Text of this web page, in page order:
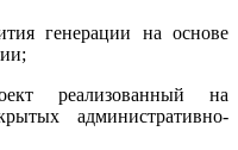
генерации на основе
реализованный на
административно-